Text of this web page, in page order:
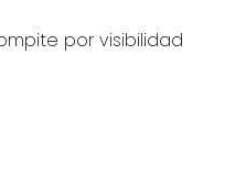
por visibilidad